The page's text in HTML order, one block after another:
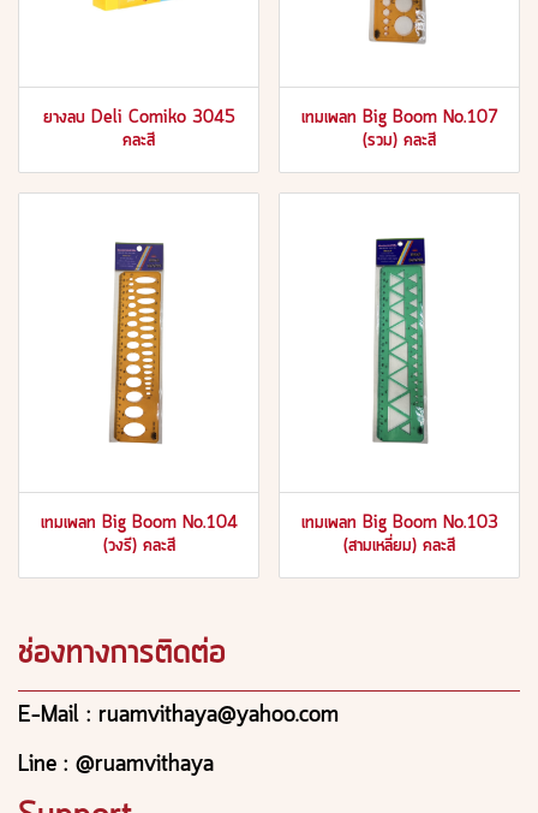
ยางลบ Deli Comiko 3045
คละสี
เทมเพลท Big Boom No.107
(รวม) คละสี
เทมเพลท Big Boom No.104
(วงรี) คละสี
เทมเพลท Big Boom No.103
(สามเหลี่ยม) คละสี
ช่องทางการติดต่อ
E-Mail : ruamvithaya@yahoo.com
Line : @ruamvithaya